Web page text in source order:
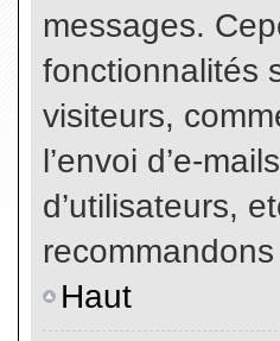
messages.
fonctionnalités
visiteurs,
l’envoi d’e-
d’utilisateurs,
Haut